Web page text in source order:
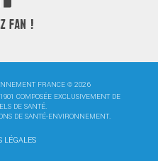
FAN !
FRANCE © 2026
COMPOSÉE EXCLUSIVEMENT DE
DE SANTÉ.
DE SANTÉ-ENVIRONNEMENT.
LÉGALES